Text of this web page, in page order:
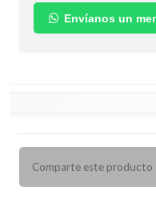
Envíanos un
Comparte este producto